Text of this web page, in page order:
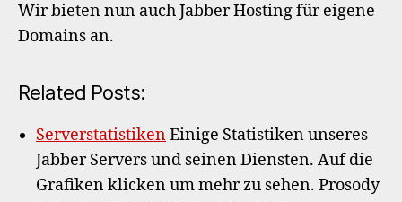
Wir bieten nun auch Jabber Hosting für eigene
Domains an.
Related Posts:
ServerstatistikenEinige Statistiken unseres
Jabber Servers und seinen Diensten. Auf die
Grafiken klicken um mehr zu sehen. Prosody